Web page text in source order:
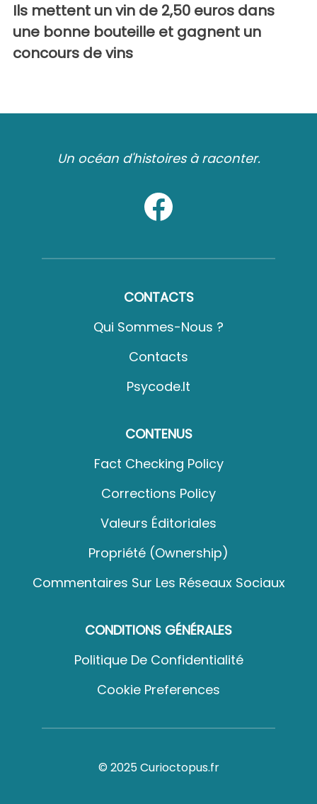
Ils mettent un vin de 2,50 euros dans
une bonne bouteille et gagnent un
concours de vins
Un océan d'histoires à raconter.
CONTACTS
Qui Sommes-Nous ?
Contacts
Psycode.it
CONTENUS
Fact Checking Policy
Corrections Policy
Valeurs Éditoriales
Propriété (Ownership)
Commentaires Sur Les Réseaux Sociaux
CONDITIONS GÉNÉRALES
Politique De Confidentialité
Cookie Preferences
© 2025 Curioctopus.fr